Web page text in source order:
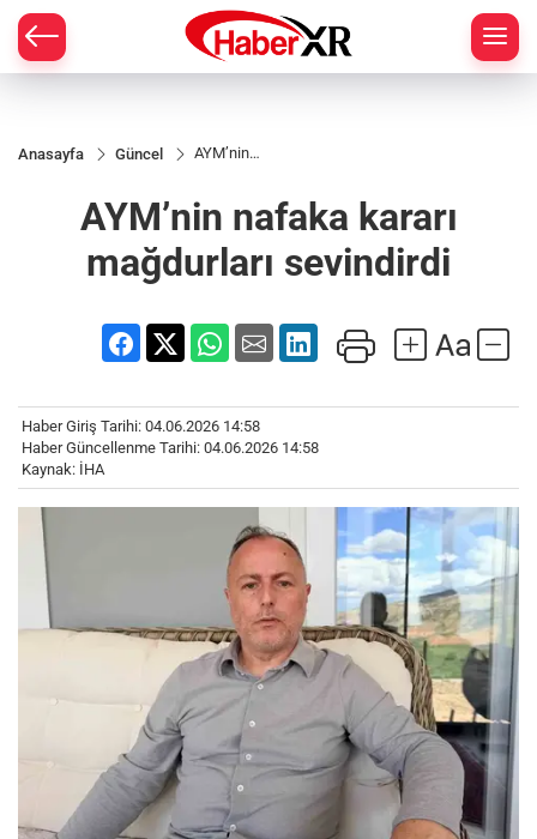
Anasayfa Güncel
AYM’nin
mağdurları
sevindirdi
AYM’nin nafaka kararı
mağdurları sevindirdi
Haber Giriş Tarihi: 04.06.2026 14:58
Haber Güncellenme Tarihi: 04.06.2026 14:58
Kaynak: İHA